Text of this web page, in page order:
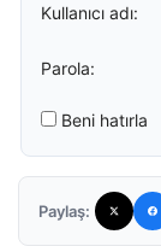
Kullanıcı adı:
Parola:
Beni hatırla
Paylaş: